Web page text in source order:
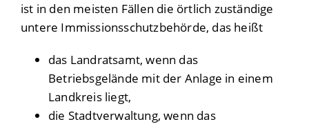
ist in den meisten Fällen die örtlich zuständige
untere Immissionsschutzbehörde, das heißt
das Landratsamt, wenn das
Betriebsgelände mit der Anlage in einem
Landkreis liegt,
die Stadtverwaltung, wenn das